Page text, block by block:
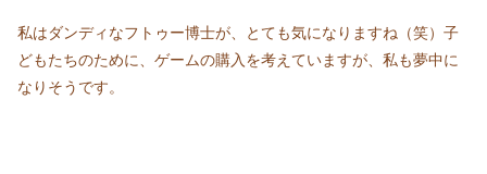
私はダンディなフトゥー博士が、とても気になりますね（笑）子
どもたちのために、ゲームの購入を考えていますが、私も夢中に
なりそうです。